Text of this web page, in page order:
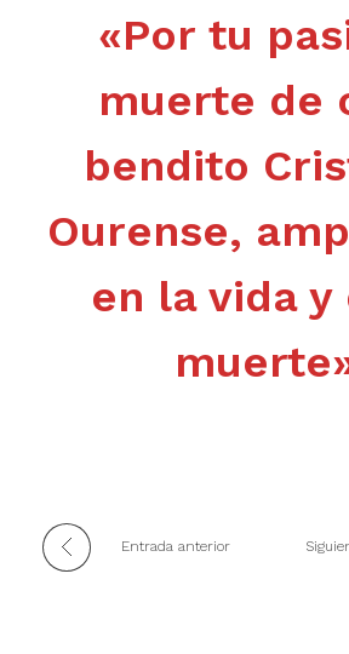
«Por tu
muerte de
bendito
Ourense,
en la vida y
Entrada anterior